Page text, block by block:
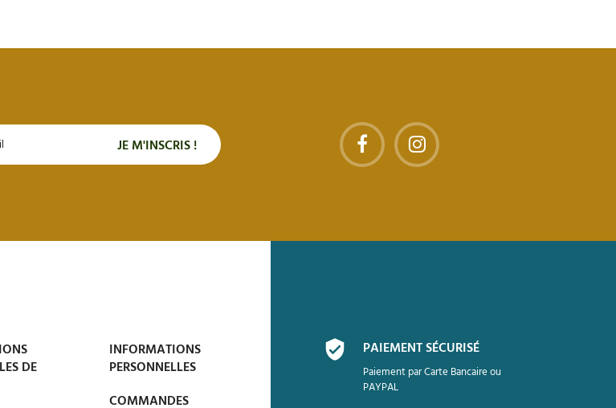
DE
INFORMATIONS
PERSONNELLES
COMMANDES
PAIEMENT SÉCURISÉ
Paiement par Carte Bancaire ou
PAYPAL